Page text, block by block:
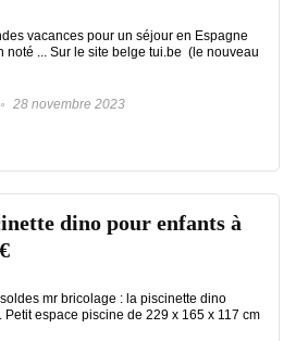
vacances pour un séjour en Espagne
noté ... Sur le site belge tui.be (le nouveau
28 novembre 2023
dino pour enfants à
mr bricolage : la piscinette dino
Petit espace piscine de 229 x 165 x 117 cm